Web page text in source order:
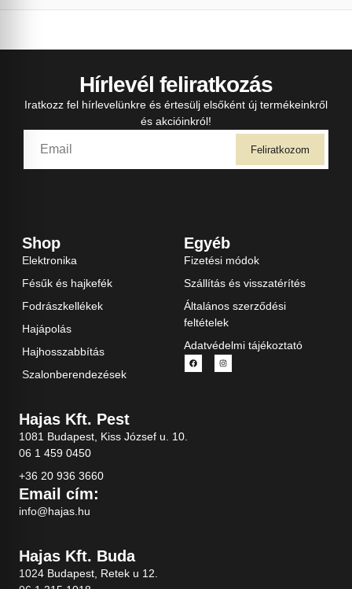
Hírlevél feliratkozás
Iratkozz fel hírlevelünkre és értesülj elsőként új termékeinkről
és akcióinkról!
Feliratkozom
Shop
Elektronika
Fésűk és hajkefék
Fodrászkellékek
Hajápolás
Hajhosszabbítás
Szalonberendezések
Egyéb
Fizetési módok
Szállítás és visszatérítés
Általános szerződési
feltételek
Adatvédelmi tájékoztató
Hajas Kft. Pest
1081 Budapest, Kiss József u. 10.
06 1 459 0450
+36 20 936 3660
Email cím:
info@hajas.hu
Hajas Kft. Buda
1024 Budapest, Retek u 12.